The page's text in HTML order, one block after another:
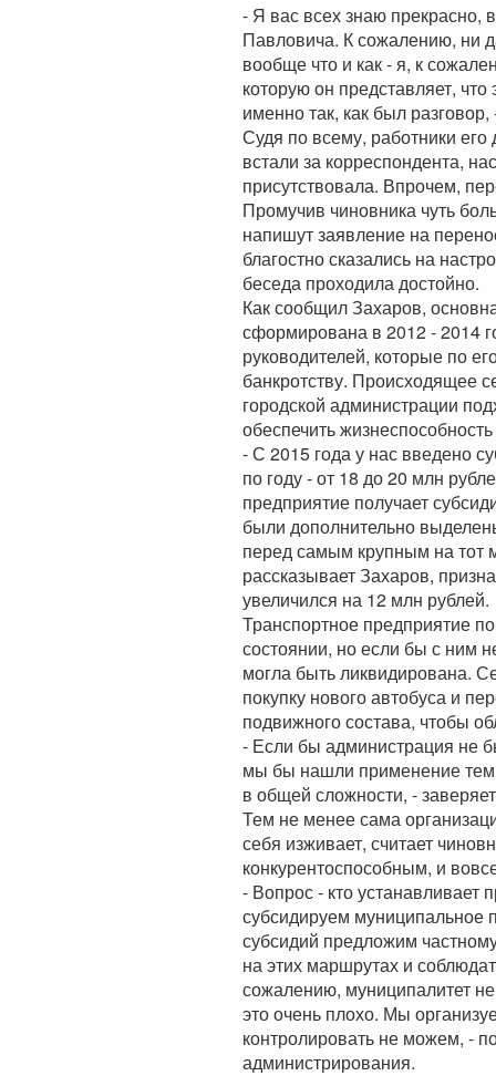
- Я вас всех знаю прекрасно,
Павловича. К сожалению, ни
вообще что и как - я, к
которую он представляет,
именно так, как был
Судя по всему, работники
встали за корреспондента,
присутствовала. Впрочем,
Промучив чиновника чуть
напишут заявление на
благостно сказались на
беседа проходила достойно.
Как сообщил Захаров,
сформирована в 2012 - 2014
руководителей, которые по
банкротству. Происходящее
городской администрации
обеспечить
- С 2015 года у нас введено
по году - от 18 до 20 млн
предприятие получает
были дополнительно
перед самым крупным на тот
рассказывает Захаров,
увеличился на 12 млн рублей.
Транспортное предприятие
состоянии, но если бы с ним
могла быть ликвидирована.
покупку нового автобуса и
подвижного состава, чтобы
- Если бы администрация не
мы бы нашли применение
в общей сложности, -
Тем не менее сама
себя изживает, считает
конкурентоспособным, и
- Вопрос - кто устанавливает
субсидируем муниципальное
субсидий предложим
на этих маршрутах и
сожалению, муниципалитет
это очень плохо. Мы
контролировать не можем, -
администрирования.